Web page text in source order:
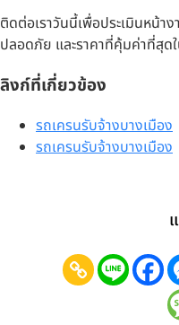
ติดต่อเราวันนี้เพื่อประเมินหน้า
ปลอดภัย และราคาที่คุ้มค่าที่สุด
ลิงก์ที่เกี่ยวข้อง
รถเครนรับจ้างบางเมือง
รถเครนรับจ้างบางเมือง